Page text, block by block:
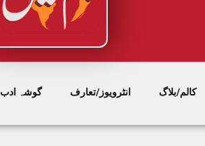
کالم/بلاگ انٹرویوز/تعارف گوشہ ادب